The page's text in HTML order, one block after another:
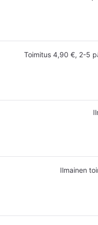
Toimitus 4,90 €, 2-5
Ilmainen